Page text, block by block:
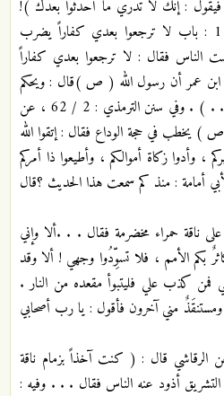
: إنك لا تدري ما أحدثوا بعدك )!
وفي سنن ابن ماجة : 2 / 1300 : باب لا ترجعوا بعدي كفاراً يضرب
فقال : لا ترجعوا بعدي كفاراً
عمر أن رسول الله ( ص )قال : ويحكم
أو ويلكم لا ترجعوا بعدي كفاراً . . ) . وفي سنن الترمذي : 2 / 62 ، عن
يخطب في حجة الوداع فقال : إتقوا الله
، وأدوا زكاة أموالكم ، وأطيعوا ذا أمركم
أمامة : منذ كم سمعت هذا الحديث ؟قال
أحمد : 5 / 412 : ( على ناقة حمراء مخضرمة فقال . . .ألا وإني
بكم الأمم ، فلا تسوِّدُوا وجهي ! ألا وقد
فمن كذب علي فليتبوأ مقعده من النار .
ومستنقَذٌ مني آخرون فأقول : يا رب أصحابي
الزوائد : 3 / 265 : عن الرقاشي قال : ( كنت آخذاً بزمام ناقة
أذود عنه الناس فقال . . . وفيه :